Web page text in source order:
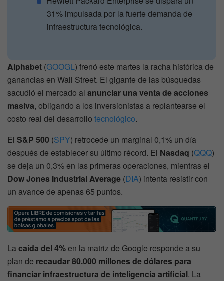
31% impulsada por la fuerte demanda de
infraestructura tecnológica.
Alphabet (GOOGL) frenó este martes la racha histórica de
ganancias en Wall Street. El gigante de las búsquedas
sacudió el mercado al anunciar una venta de acciones
masiva, obligando a los inversionistas a replantearse el
costo real del desarrollo tecnológico.
El S&P 500 (SPY) retrocede un marginal 0,1% un día
después de establecer su último récord. El Nasdaq (QQQ)
se deja un 0,3% en las primeras operaciones, mientras el
Dow Jones Industrial Average (DIA) intenta resistir con
un avance de apenas 65 puntos.
Lacaída del 4%en la matriz de Google responde a su
plan de recaudar 80.000 millones de dólares para
financiar infraestructura de inteligencia artificial. La